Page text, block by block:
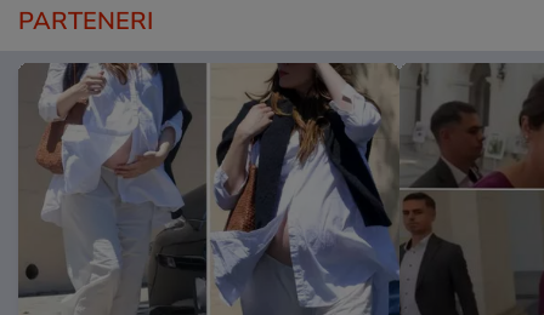
PARTENERI